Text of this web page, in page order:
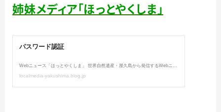
姉妹メディア「ほっとやくしま」